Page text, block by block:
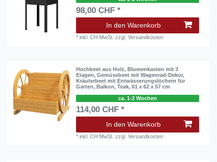
98,00 CHF *
In den Warenkorb
*inkl. CH MwSt. zzgl.Versandkosten
Hochbeet aus Holz, Blumenkasten mit 3
Etagen, Gemüsebeet mit Wagenrad-Dekor,
Kräuterbeet mit Entwässerungslöchern für
Garten, Balkon, Teak, 61 x 62 x 57 cm
ca. 1-2 Wochen
114,00 CHF *
In den Warenkorb
*inkl. CH MwSt. zzgl.Versandkosten